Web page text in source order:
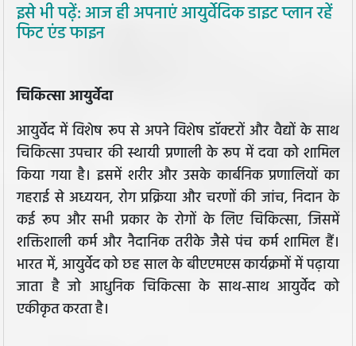
इसे भी पढ़ें: आज ही अपनाएं आयुर्वेदिक डाइट प्लान रहें
फिट एंड फाइन
चिकित्सा आयुर्वेदा
आयुर्वेद में विशेष रूप से अपने विशेष डॉक्टरों और वैद्यों के साथ
चिकित्सा उपचार की स्थायी प्रणाली के रूप में दवा को शामिल
किया गया है। इसमें शरीर और उसके कार्बनिक प्रणालियों का
गहराई से अध्ययन, रोग प्रक्रिया और चरणों की जांच, निदान के
कई रूप और सभी प्रकार के रोगों के लिए चिकित्सा, जिसमें
शक्तिशाली कर्म और नैदानिक तरीके जैसे पंच कर्म शामिल हैं।
भारत में, आयुर्वेद को छह साल के बीएएमएस कार्यक्रमों में पढ़ाया
जाता है जो आधुनिक चिकित्सा के साथ-साथ आयुर्वेद को
एकीकृत करता है।